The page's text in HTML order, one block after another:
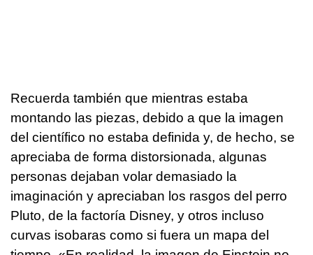
Recuerda también que mientras estaba
montando las piezas, debido a que la imagen
del científico no estaba definida y, de hecho, se
apreciaba de forma distorsionada, algunas
personas dejaban volar demasiado la
imaginación y apreciaban los rasgos del perro
Pluto, de la factoría Disney, y otros incluso
curvas isobaras como si fuera un mapa del